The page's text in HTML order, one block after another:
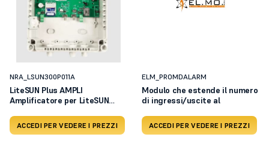
NRA_LSUN300P011A
LiteSUN Plus AMPLI
Amplificatore per LiteSUN
ACCEDI PER VEDERE I PREZZI
ELM_PROMDALARM
Modulo che estende il numero
di ingressi/uscite al
ACCEDI PER VEDERE I PREZZI